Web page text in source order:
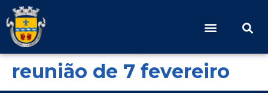
Edital Nº 3 – Publicidade
das deliberações da
reunião de 7 fevereiro